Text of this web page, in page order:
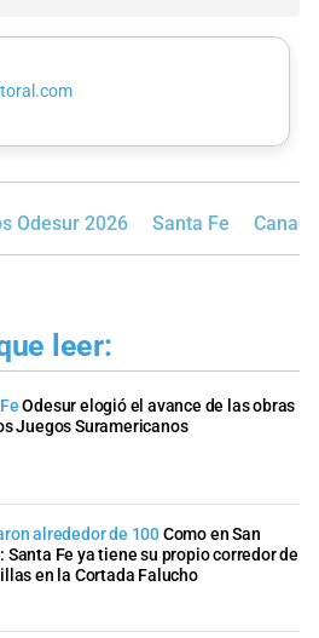
Odesur 2026 Santa Fe Canadá
leer:
Odesur elogió el avance de las obras
Juegos Suramericanos
alrededor de 100Como en San
Santa Fe ya tiene su propio corredor de
en la Cortada Falucho